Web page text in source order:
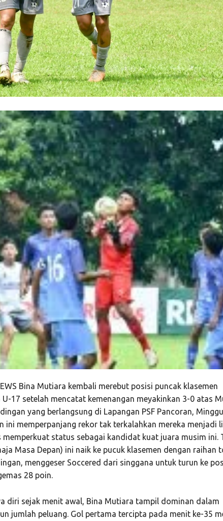
Bina Mutiara kembali merebut posisi puncak klasemen
17 setelah mencatat kemenangan meyakinkan 3-0 atas
yang berlangsung di Lapangan PSF Pancoran, Minggu
ini memperpanjang rekor tak terkalahkan mereka menjadi
memperkuat status sebagai kandidat kuat juara musim ini.
Masa Depan) ini naik ke pucuk klasemen dengan raihan
menggeser Soccered dari singgana untuk turun ke
28 poin.
diri sejak menit awal, Bina Mutiara tampil dominan dalam
jumlah peluang. Gol pertama tercipta pada menit ke-35